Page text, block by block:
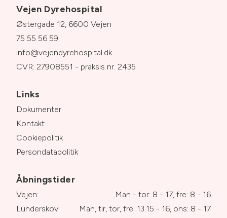
Vejen Dyrehospital
Østergade 12, 6600 Vejen
75 55 56 59
info@vejendyrehospital.dk
CVR: 27908551 - praksis nr. 2435
Links
Dokumenter
Kontakt
Cookiepolitik
Persondatapolitik
Åbningstider
Vejen:
Man - tor: 8 - 17, fre: 8 - 16
Lunderskov:
Man, tir, tor, fre: 13.15 - 16, ons: 8 - 17